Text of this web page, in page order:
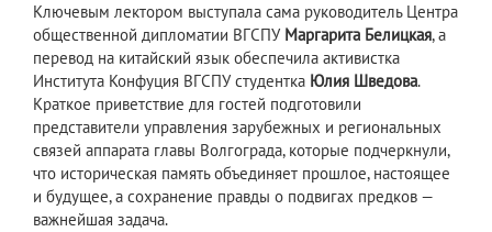
Ключевым лектором выступала сама руководитель Центра
общественной дипломатии ВГСПУ Маргарита Белицкая, а
перевод на китайский язык обеспечила активистка
Института Конфуция ВГСПУ студентка Юлия Шведова.
Краткое приветствие для гостей подготовили
представители управления зарубежных и региональных
связей аппарата главы Волгограда, которые подчеркнули,
что историческая память объединяет прошлое, настоящее
и будущее, а сохранение правды о подвигах предков —
важнейшая задача.